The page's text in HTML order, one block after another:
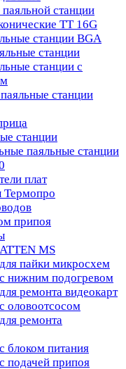
станции
TT 16G
станции BGA
станции
станции с
станции
станции
паяльные станции
плат
Термопро
припоя
MS
пайки микросхем
нижним подогревом
ремонта видеокарт
оловоотсосом
ремонта
блоком питания
подачей припоя